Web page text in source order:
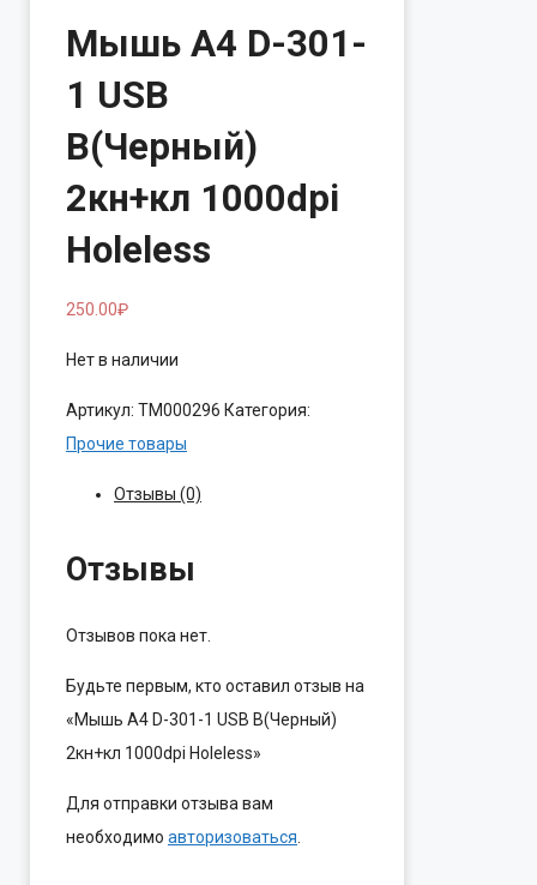
Мышь A4 D-301-
1 USB
B(Черный)
2кн+кл 1000dpi
Holeless
250.00₽
Нет в наличии
Артикул: ТМ000296 Категория:
Прочие товары
Отзывы (0)
Отзывы
Отзывов пока нет.
Будьте первым, кто оставил отзыв на
«Мышь A4 D-301-1 USB B(Черный)
2кн+кл 1000dpi Holeless»
Для отправки отзыва вам
необходимо авторизоваться